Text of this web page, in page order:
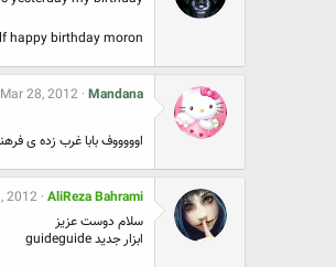
happy birthday moron
Mandana
Mar 28, 2012
اوووووف بابا غرب زده ی
AliReza Bahrami
2012
سلام دوست عزيز
ابزار جديد guideguide